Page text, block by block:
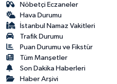
Nöbetçi Eczaneler
Hava Durumu
İstanbul Namaz Vakitleri
Trafik Durumu
Puan Durumu ve Fikstür
Tüm Manşetler
Son Dakika Haberleri
Haber Arşivi